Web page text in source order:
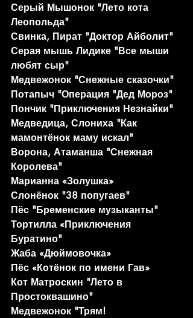
Серый Мышонок "Лето кота
Леопольда"
Свинка, Пират "Доктор Айболит"
Серая мышь Лидике "Все мыши
любят сыр"
Медвежонок "Снежные сказочки"
Потапыч "Операция "Дед Мороз"
Пончик "Приключения Незнайки"
Медведица, Слониха "Как
мамонтёнок маму искал"
Ворона, Атаманша "Снежная
Королева"
Марианна «Золушка»
Слонёнок "38 попугаев"
Пёс "Бременские музыканты"
Тортилла «Приключения
Буратино"
Жаба «Дюймовочка»
Пёс «Котёнок по имени Гав»
Кот Матроскин "Лето в
Простоквашино"
Медвежонок "Трям!